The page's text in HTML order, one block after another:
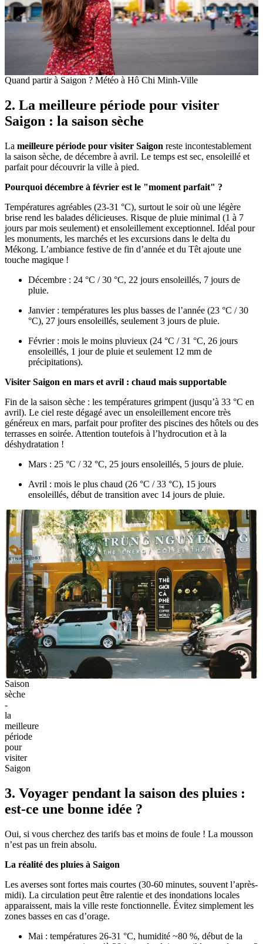
Quand partir à Saigon ? Météo à Hô Chi Minh-Ville
2. La meilleure période pour visiter
Saigon : la saison sèche
La meilleure période pour visiter Saigon reste incontestablement
la saison sèche, de décembre à avril. Le temps est sec, ensoleillé et
parfait pour découvrir la ville à pied.
Pourquoi décembre à février est le "moment parfait" ?
Températures agréables (23-31 °C), surtout le soir où une légère
brise rend les balades délicieuses. Risque de pluie minimal (1 à 7
jours par mois seulement) et ensoleillement exceptionnel. Idéal pour
les monuments, les marchés et les excursions dans le delta du
Mékong. L’ambiance festive de fin d’année et du Têt ajoute une
touche magique !
Décembre : 24 °C / 30 °C, 22 jours ensoleillés, 7 jours de
pluie.
Janvier : températures les plus basses de l’année (23 °C / 30
°C), 27 jours ensoleillés, seulement 3 jours de pluie.
Février : mois le moins pluvieux (24 °C / 31 °C, 26 jours
ensoleillés, 1 jour de pluie et seulement 12 mm de
précipitations).
Visiter Saigon en mars et avril : chaud mais supportable
Fin de la saison sèche : les températures grimpent (jusqu’à 33 °C en
avril). Le ciel reste dégagé avec un ensoleillement encore très
généreux en mars, parfait pour profiter des piscines des hôtels ou des
terrasses en soirée. Attention toutefois à l’hydrocution et à la
déshydratation !
Mars : 25 °C / 32 °C, 25 jours ensoleillés, 5 jours de pluie.
Avril : mois le plus chaud (26 °C / 33 °C), 15 jours
ensoleillés, début de transition avec 14 jours de pluie.
Saison
sèche
-
la
meilleure
période
pour
visiter
Saigon
3. Voyager pendant la saison des pluies :
est-ce une bonne idée ?
Oui, si vous cherchez des tarifs bas et moins de foule ! La mousson
n’est pas un frein absolu.
La réalité des pluies à Saigon
Les averses sont fortes mais courtes (30-60 minutes, souvent l’après-
midi). La circulation peut être ralentie et des inondations locales
apparaissent, mais la ville reste fonctionnelle. Évitez simplement les
zones basses en cas d’orage.
Mai : températures 26-31 °C, humidité ~80 %, début de la